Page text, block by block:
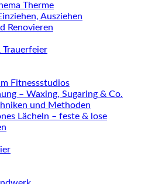
Therme
Ausziehen
Renovieren
Trauerfeier
Fitnessstudios
– Waxing, Sugaring & Co.
und Methoden
Lächeln – feste & lose